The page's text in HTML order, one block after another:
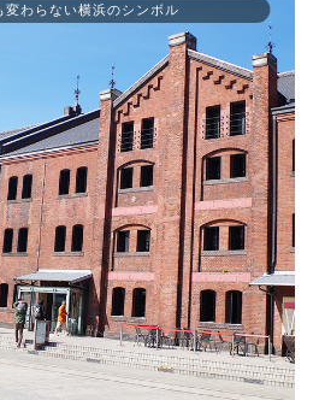
変わらない横浜のシンボル